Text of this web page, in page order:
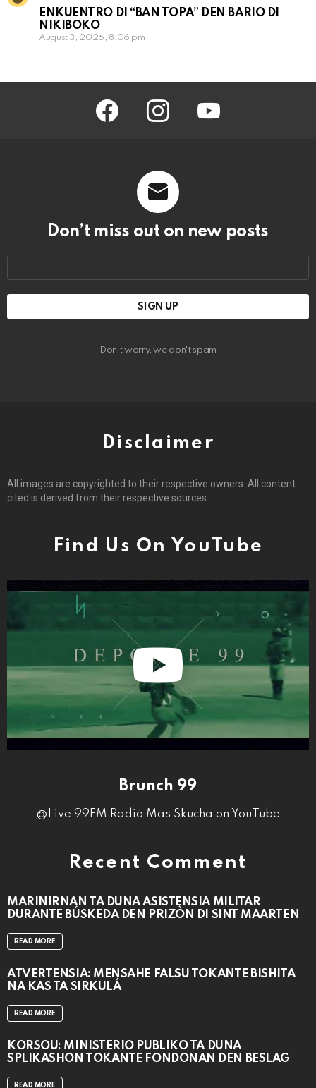
ENKUENTRO DI “BAN TOPA” DEN BARIO DI
NIKIBOKO
August 3, 2026, 8:06 pm
facebook instagram youtube
Don’t miss out on new posts
Don't worry, we don't spam
Disclaimer
All images are copyrighted to their respective owners. All content
cited is derived from their respective sources.
Find Us On YouTube
Brunch 99
@Live 99FM Radio Mas Skucha on YouTube
Recent Comment
MARINIRNAN TA DUNA ASISTENSIA MILITAR
DURANTE BÚSKEDA DEN PRIZÒN DI SINT MAARTEN
READ MORE
ATVERTENSIA: MENSAHE FALSU TOKANTE BISHITA
NA KAS TA SIRKULÁ
READ MORE
KORSOU: MINISTERIO PÚBLIKO TA DUNA
SPLIKASHON TOKANTE FONDONAN DEN BESLAG
READ MORE